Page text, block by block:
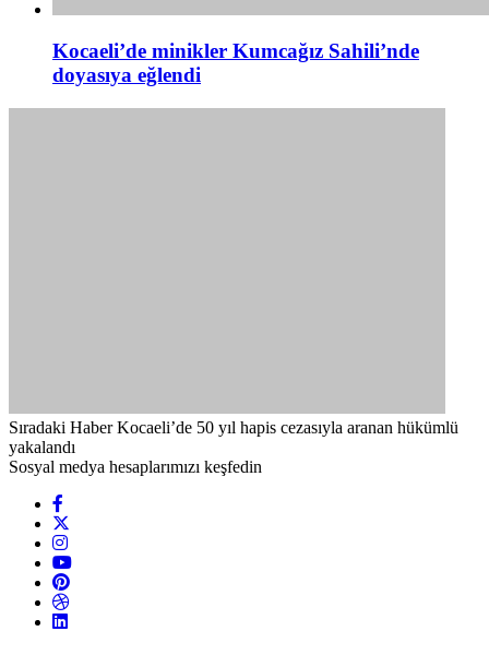
Kocaeli’de minikler Kumcağız Sahili’nde
doyasıya eğlendi
Sıradaki Haber Kocaeli’de 50 yıl hapis cezasıyla aranan hükümlü
yakalandı
Sosyal medya hesaplarımızı keşfedin